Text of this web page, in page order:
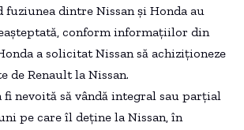
dintre Nissan și Honda au
conform informațiilor din
a solicitat Nissan să achiziționeze
de Renault la Nissan.
fi nevoită să vândă integral sau parțial
pe care îl deține la Nissan, în